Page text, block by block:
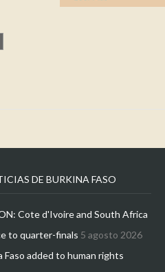
DE BURKINA FASO
Cote d'Ivoire and South Africa
to quarter-finals 5 agosto 2026
Faso added to human rights